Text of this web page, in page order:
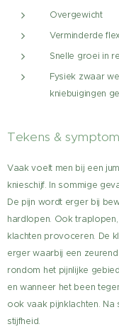
Overgewicht
Verminderde
Snelle groei in
Fysiek zwaar
kniebuigingen
Tekens &
Vaak voelt men bij een
knieschijf. In sommige
De pijn wordt erger bij
hardlopen. Ook
klachten provoceren. De
erger waarbij een
rondom het pijnlijke
en wanneer het been
ook vaak pijnklachten.
stijfheid.